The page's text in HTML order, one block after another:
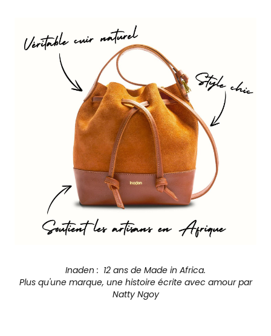
Inaden : 12 ans de Made in Africa.
Plus qu'une marque, une histoire écrite avec amour par
Natty Ngoy